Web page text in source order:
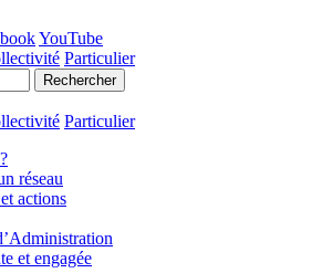
YouTube
Particulier
Particulier
réseau
actions
et engagée